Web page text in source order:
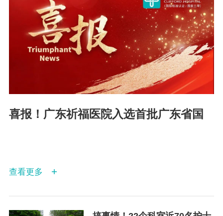
喜报！广东祈福医院入选首批广东省国
查看更多